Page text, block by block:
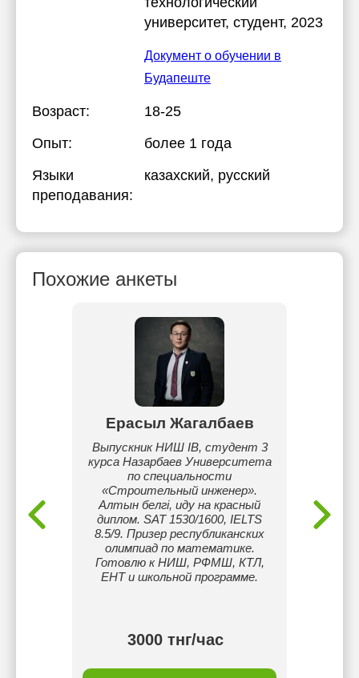
университет, студент, 2023
Документ о обучении в
Будапеште
Возраст:
18-25
Опыт:
более 1 года
Языки
преподавания:
казахский, русский
Похожие анкеты
пять
Ерасыл Жагалбаев
Выпускник НИШ IB, студент 3
курса Назарбаев Университета
по специальности
«Строительный инженер».
Алтын белгі, иду на красный
диплом. SAT 1530/1600, IELTS
8.5/9. Призер республиканских
олимпиад по математике.
Готовлю к НИШ, РФМШ, КТЛ,
ЕНТ и школьной программе.
3000 тнг/час
Linear